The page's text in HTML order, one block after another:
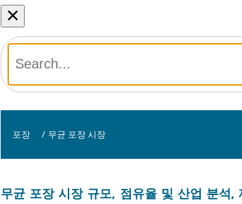
×
포장 / 무균 포장 시장
무균 포장 시장 규모, 점유율 및 산업 분석